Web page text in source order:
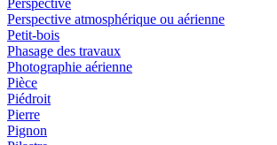
Perspective
Perspective atmosphérique ou aérienne
Petit-bois
Phasage des travaux
Photographie aérienne
Pièce
Piédroit
Pierre
Pignon